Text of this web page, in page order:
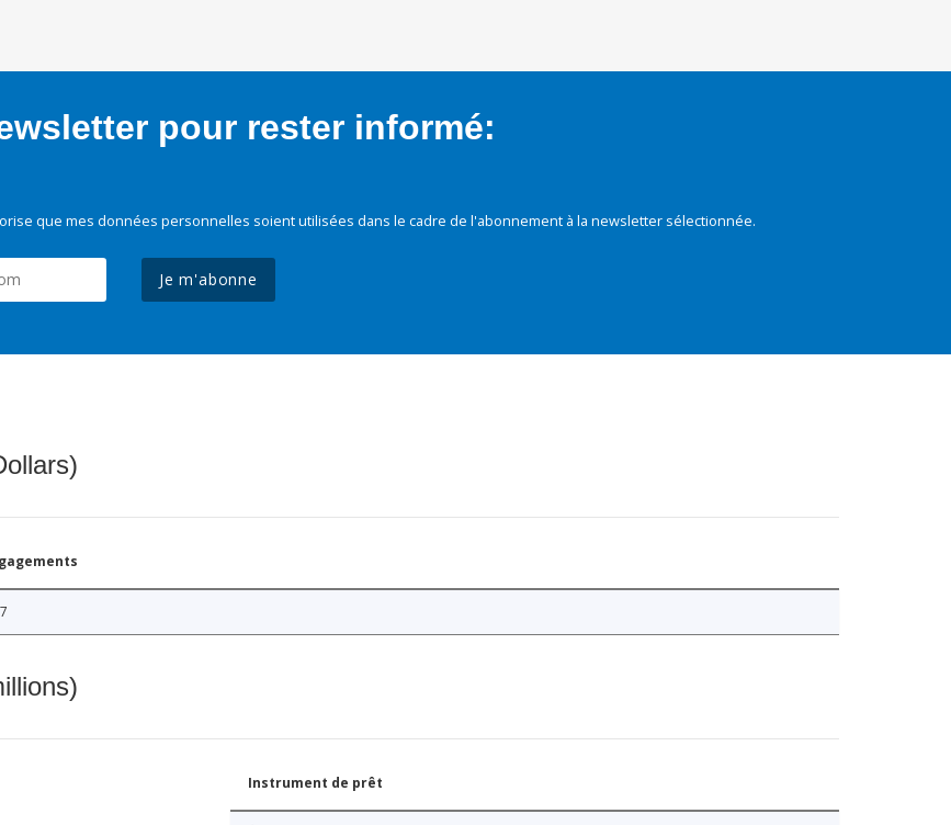
pour rester informé:
que mes données personnelles soient utilisées dans le cadre de l'abonnement à la newsletter sélectionnée.
Je m'abonne
Instrument de prêt